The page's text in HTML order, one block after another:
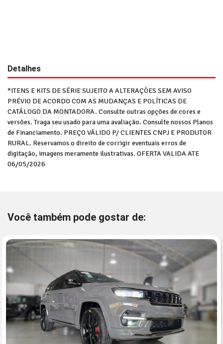
Detalhes
*ITENS E KITS DE SÉRIE SUJEITO A ALTERAÇÕES SEM AVISO
PRÉVIO DE ACORDO COM AS MUDANÇAS E POLÍTICAS DE
CATÁLOGO DA MONTADORA. Consulte outras opções de cores e
versões. Traga seu usado para uma avaliação. Consulte nossos Planos
de Financiamento. PREÇO VÁLIDO P/ CLIENTES CNPJ E PRODUTOR
RURAL. Reservamos o direito de corrigir eventuais erros de
digitação, imagens meramente ilustrativas. OFERTA VALIDA ATE
06/05/2026
Você também pode gostar de: